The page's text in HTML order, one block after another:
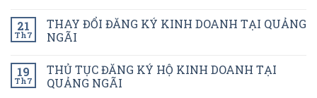
21
Th7
THAY ĐỔI ĐĂNG KÝ KINH DOANH TẠI QUẢNG
NGÃI
19
Th7
THỦ TỤC ĐĂNG KÝ HỘ KINH DOANH TẠI
QUẢNG NGÃI